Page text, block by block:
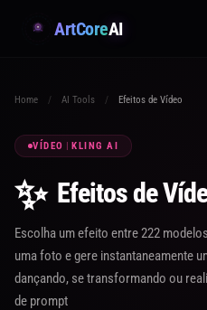
ArtCoreAI
Home / AI Tools / Efeitos de Vídeo
VÍDEO | KLING AI
✨ Efeitos de
Escolha um efeito entre 222
uma foto e gere instantaneamente
dançando, se transformando ou
de prompt